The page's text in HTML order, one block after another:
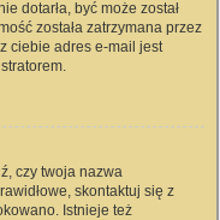
dotarła, być może został
została zatrzymana przez
ciebie adres e-mail jest
czy twoja nazwa
skontaktuj się z
Istnieje też